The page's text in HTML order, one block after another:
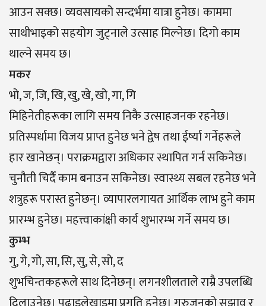
आउन सक्छ। व्यवसायको सन्दर्भमा यात्रा हुनेछ। काममा
साथीभाइको सहयोग जुट्नाले उत्साह मिल्नेछ। दिगो काम
थाल्ने समय छ।
मकर
भो, ज, जि, खि, खु, खे, खो, गा, गि
मिहिनेतीहरूका लागि समय निकै उत्साहजनक रहनेछ।
प्रतिस्पर्धामा विजय प्राप्त हुनेछ भने द्वेष तथा ईर्ष्या गर्नेहरूले
हार खानेछन्। पराक्रमद्वारा अधिकार स्थापित गर्न सकिनेछ।
चुनौती चिर्दै काम बनाउन सकिनेछ। स्वास्थ्य सबल रहनेछ भने
शत्रुहरू परास्त हुनेछन्। व्यापारलगायत आर्थिक लाभ हुने काम
प्रारम्भ हुनेछ। महत्त्वाकांक्षी कार्य शुभारम्भ गर्ने समय छ।
कुम्भ
गु, गे, गो, सा, सि, सु, से, सो, द
शुभचिन्तकहरूले साथ दिनेछन्। लगनशीलताले राम्रै उपलब्धि